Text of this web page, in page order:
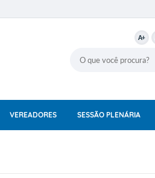
A+
VEREADORES SESSÃO PLENÁRIA